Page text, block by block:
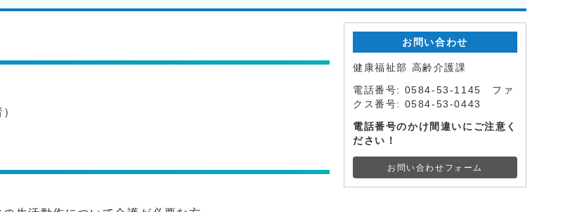
お問い合わせ
健康福祉部 高齢介護課
電話番号: 0584-53-1145 ファ
クス番号: 0584-53-0443
電話番号のかけ間違いにご注意く
ださい！
お問い合わせフォーム